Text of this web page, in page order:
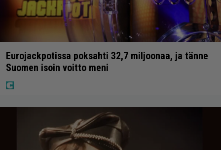
Eurojackpotissa poksahti 32,7 miljoonaa, ja tänne
Suomen isoin voitto meni